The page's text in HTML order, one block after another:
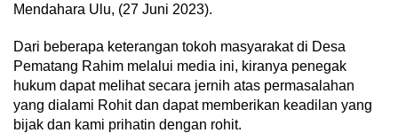
Mendahara Ulu, (27 Juni 2023).
Dari beberapa keterangan tokoh masyarakat di Desa
Pematang Rahim melalui media ini, kiranya penegak
hukum dapat melihat secara jernih atas permasalahan
yang dialami Rohit dan dapat memberikan keadilan yang
bijak dan kami prihatin dengan rohit.